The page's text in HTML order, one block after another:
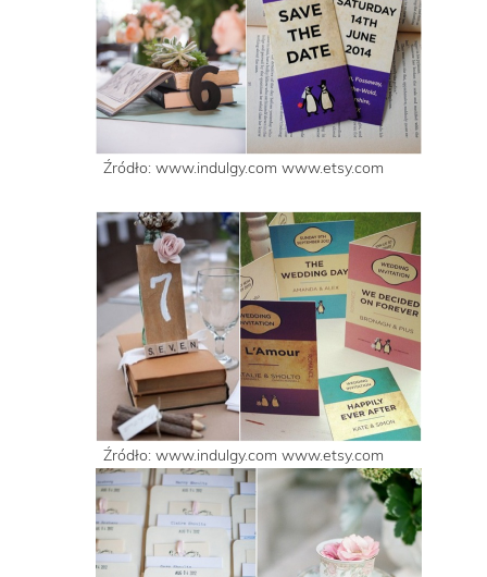
Źródło: www.indulgy.com www.etsy.com
Źródło: www.indulgy.com www.etsy.com